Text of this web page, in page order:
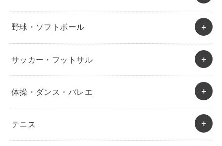
野球・ソフトボール
サッカー・フットサル
体操・ダンス・バレエ
テニス